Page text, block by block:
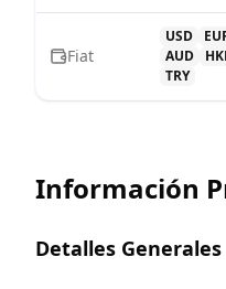
Fiat
USD
AUD
TRY
Información
Detalles Generales